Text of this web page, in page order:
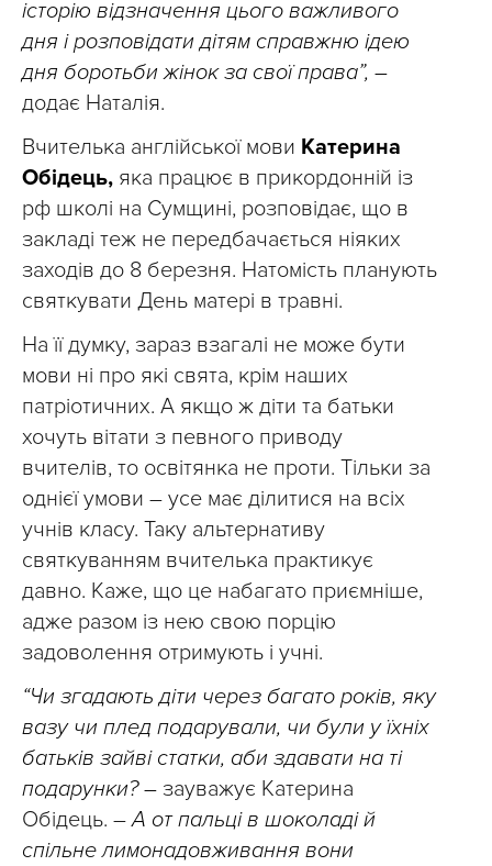
історію відзначення цього важливого
дня і розповідати дітям справжню ідею
дня боротьби жінок за свої права”, –
додає Наталія.
Вчителька англійської мови Катерина
Обідець, яка працює в прикордонній із
рф школі на Сумщині, розповідає, що в
закладі теж не передбачається ніяких
заходів до 8 березня. Натомість планують
святкувати День матері в травні.
На її думку, зараз взагалі не може бути
мови ні про які свята, крім наших
патріотичних. А якщо ж діти та батьки
хочуть вітати з певного приводу
вчителів, то освітянка не проти. Тільки за
однієї умови – усе має ділитися на всіх
учнів класу. Таку альтернативу
святкуванням вчителька практикує
давно. Каже, що це набагато приємніше,
адже разом із нею свою порцію
задоволення отримують і учні.
“Чи згадають діти через багато років, яку
вазу чи плед подарували, чи були у їхніх
батьків зайві статки, аби здавати на ті
подарунки? – зауважує Катерина
Обідець. –А от пальці в шоколаді й
спільне лимонадовживання вони